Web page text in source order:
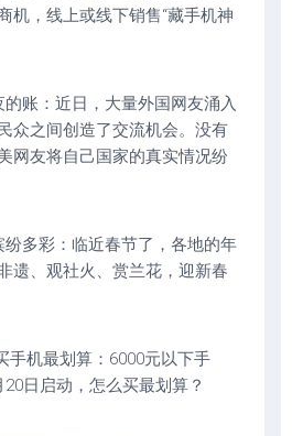
机，线上或线下销售“藏手机神
账：近日，大量外国网友涌入
众之间创造了交流机会。没有
网友将自己国家的真实情况纷
多彩：临近春节了，各地的年
遗、观社火、赏兰花，迎新春
手机最划算：6000元以下手
日启动，怎么买最划算？